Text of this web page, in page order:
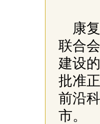
康
联合
建设
批准
前沿
市。